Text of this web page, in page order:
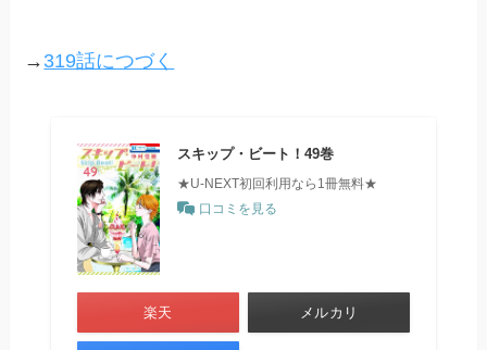
→ 319話につづく
スキップ・ビート！49巻
★U-NEXT初回利用なら1冊無料★
口コミを見る
楽天 メルカリ